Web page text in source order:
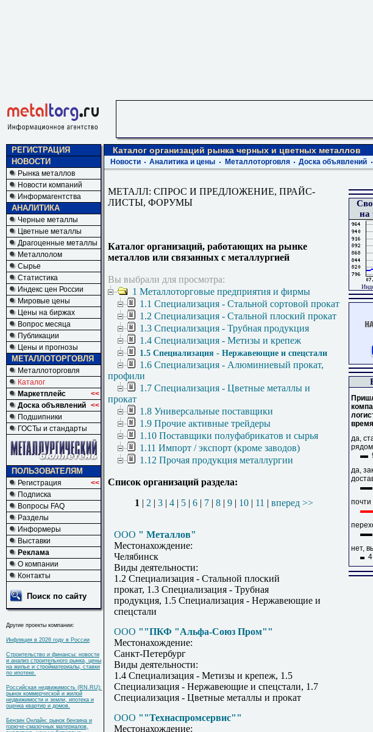
РЕГИСТРАЦИЯ
НОВОСТИ
Рынка металлов
Новости компаний
Информагентства
АНАЛИТИКА
Черные металлы
Цветные металлы
Драгоценные металлы
Металлолом
Сырье
Статистика
Индекс цен России
Мировые цены
Цены на биржах
Вопрос месяца
Публикации
Цены и прогнозы
МЕТАЛЛОТОРГОВЛЯ
Металлоторговля
Каталог
Маркетплейс
<<
Доска объявлений <<
Подшипники
ГОСТы и стандарты
ПОЛЬЗОВАТЕЛЯМ
Регистрация
<<
Подписка
Вопросы FAQ
Разделы
Информеры
Выставки
Реклама
О компании
Контакты
Поиск по сайту
Другие проекты компании:
Инфляция в 2026 году в России
Строительство и финансы: новости
и анализ строительного рынка, цены
на жилье и стройматериалы, ставки
по ипотеке.
Российская недвижимость (RN.RU):
рынок коммерческой и жилой
недвижимости и земли, ипотека и
оценка квартир и домов.
Бензин Онлайн: рынок бензина и
горюче-смазочных материалов,
Каталог организаций рынка черных и цветных металлов
Новости Аналитика и цены Металлоторговля Доска объявлений
МЕТАЛЛ: СПРОС И ПРЕДЛОЖЕНИЕ, ПРАЙС-
ЛИСТЫ, ФОРУМЫ
Каталог организаций, работающих на рынке
металлов или связанных с металлургией
Вы выбрали для просмотра:
1 Металлоторговые предприятия и фирмы
1.1 Специализация - Стальной сортовой прокат
1.2 Специализация - Стальной плоский прокат
1.3 Специализация - Трубная продукция
1.4 Специализация - Метизы и крепеж
1.5 Специализация - Нержавеющие и спецстали
1.6 Специализация - Алюминиевый прокат,
профили
1.7 Специализация - Цветные металлы и
прокат
1.8 Универсальные поставщики
1.9 Прочие активные трейдеры
1.10 Поставщики полуфабрикатов и сырья
1.11 Импорт / экспорт (кроме заводов)
1.12 Прочая продукция металлургии
Список организаций раздела:
1 | 2 | 3| 4| 5| 6| 7| 8| 9| 10| 11 | вперед >>
ООО " Металлов"
Местонахождение:
Челябинск
Виды деятельности:
1.2 Специализация - Стальной плоский
прокат, 1.3 Специализация - Трубная
продукция, 1.5 Специализация - Нержавеющие и
спецстали
ООО ""ПКФ "Альфа-Союз Пром""
Местонахождение:
Санкт-Петербург
Виды деятельности:
1.4 Специализация - Метизы и крепеж, 1.5
Специализация - Нержавеющие и спецстали, 1.7
Специализация - Цветные металлы и прокат
ООО ""Технаспромсервис""
Местонахождение:
на
да,
рядом
да,
почти
нет,